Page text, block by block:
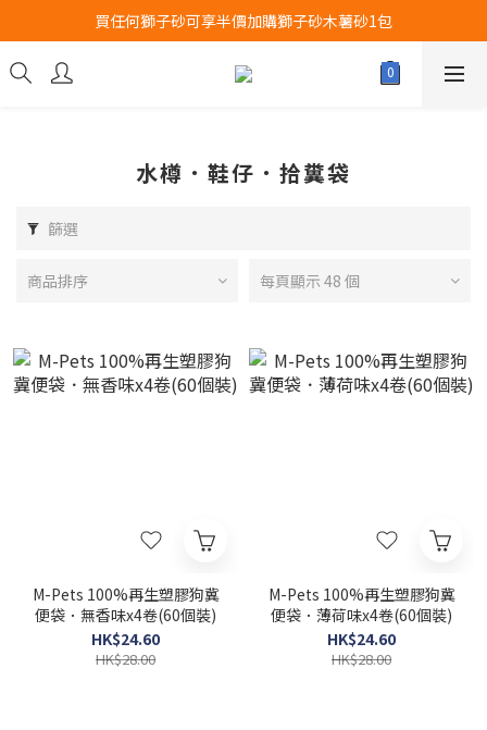
Airbuggy 全線現貨8折！立即點擊火速搶購
買任何獅子砂可享半價加購獅子砂木薯砂1包
Airbuggy 全線現貨8折！立即點擊火速搶購
水樽．鞋仔．拾糞袋
篩選
商品排序 每頁顯示 48 個
M-Pets 100%再生塑膠狗冀
便袋．無香味x4卷(60個裝)
HK$24.60
HK$28.00
M-Pets 100%再生塑膠狗冀
便袋．薄荷味x4卷(60個裝)
HK$24.60
HK$28.00